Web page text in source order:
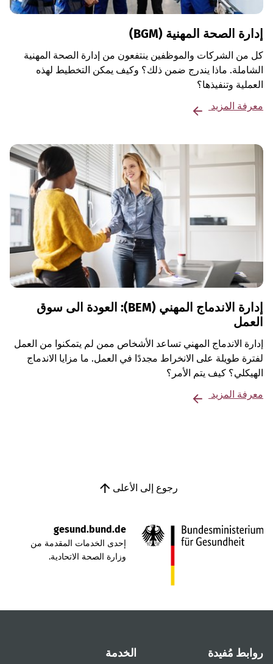
إدارة الصحة المهنية (BGM)
كل من الشركات والموظفين ينتفعون من إدارة الصحة المهنية
الشاملة. ماذا يندرج ضمن ذلك؟ وكيف يمكن التخطيط لهذه
العملية وتنفيذها؟
معرفة المزيد
إدارة الاندماج المهني (BEM): العودة الى سوق
العمل
إدارة الاندماج المهني تساعد الأشخاص ممن لم يتمكنوا من العمل
لفترة طويلة على الانخراط مجددًا في العمل. ما مزايا الاندماج
الهيكلي؟ كيف يتم الأمر؟
معرفة المزيد
رجوع إلى الأعلى
gesund.bund.de
إحدى الخدمات المقدمة من
وزارة الصحة الاتحادية.
روابط مُفيدة الخدمة